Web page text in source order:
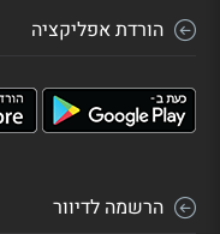
הורדת אפליקציה
הרשמה לדיוור